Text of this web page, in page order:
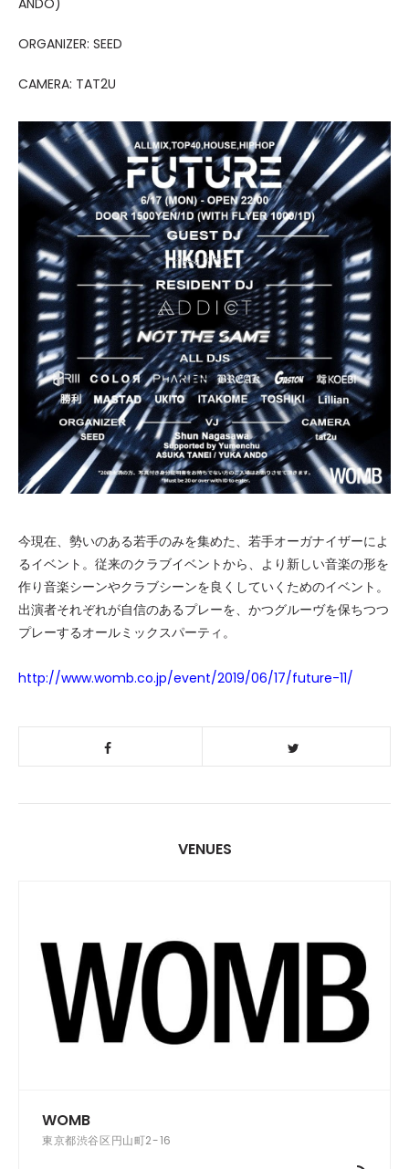
ANDO)
ORGANIZER: SEED
CAMERA: TAT2U
今現在、勢いのある若手のみを集めた、若手オーガナイザーによ
るイベント。従来のクラブイベントから、より新しい音楽の形を
作り音楽シーンやクラブシーンを良くしていくためのイベント。
出演者それぞれが自信のあるプレーを、かつグルーヴを保ちつつ
プレーするオールミックスパーティ。
http://www.womb.co.jp/event/2019/06/17/future-11/
VENUES
WOMB
東京都渋谷区円山町2-16